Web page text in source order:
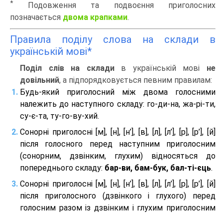
*
Подовження та подвоєння приголосних
позначається двома крапками.
Правила поділу слова на склади в
українській мові*
Поділ слів на складив українській мові не
довільний, а підпорядковується певним правилам:
Будь-який приголосний між двома голосними
належить до наступного складу: го-ди-на, жа-рі-ти,
су-є-та, ту-го-ву-хий.
Сонорні приголосні [м], [н], [н’], [в], [л], [л’], [р], [р’], [й]
після голосного перед наступним приголосним
(сонорним, дзвінким, глухим) відносяться до
попереднього складу: бар-ви, бам-бук, бал-ті-єць.
Сонорні приголосні [м], [н], [н’], [в], [л], [л’], [р], [р’], [й]
після приголосного (дзвінкого і глухого) перед
голосним разом із дзвінким і глухим приголосним